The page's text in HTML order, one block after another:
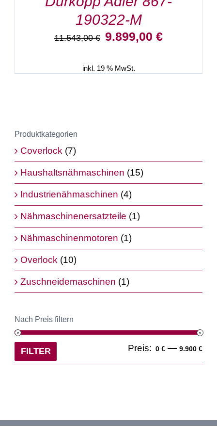
190322-M
11.543,00€ Ursprünglicher
11.543,00 €
9.899,00 €Aktueller
inkl. 19 % MwSt.
Produktkategorien
Coverlock (7)
Haushaltsnähmaschinen (15)
Industrienähmaschinen (4)
Nähmaschinenersatzteile (1)
Nähmaschinenmotoren (1)
Overlock (10)
Zuschneidemaschinen (1)
Nach Preis filtern
FILTER Preis: 0 € — 9.900 €